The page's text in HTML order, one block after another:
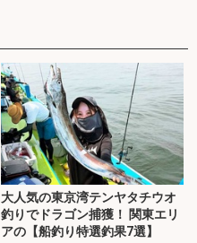
大人気の東京湾テンヤタチウオ
釣りでドラゴン捕獲！ 関東エリ
アの【船釣り特選釣果7選】